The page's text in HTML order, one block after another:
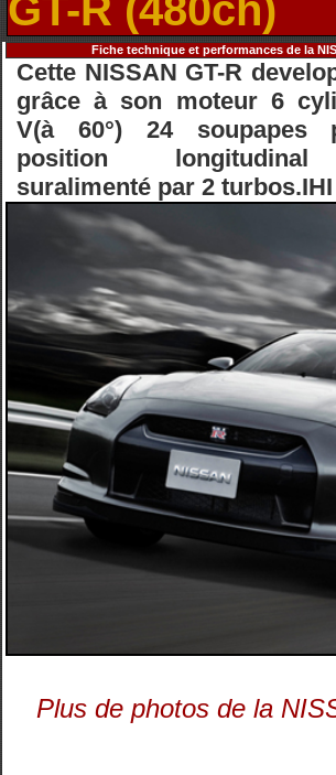
GT-R (480ch)
Fiche technique et performances de la
Cette NISSAN GT-R
grâce à son moteur 6
V(à 60°) 24 soupapes
position
suralimenté par 2 turbos.IHI
Plus de photos de la